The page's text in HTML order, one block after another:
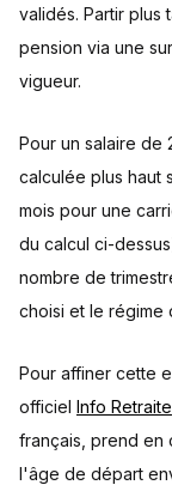
validés. Partir plus
pension via une
vigueur.
Pour un salaire de
calculée plus haut
mois pour une
du calcul ci-
nombre de
choisi et le régime
Pour affiner cette
officiel Info Retraite
français, prend en
l'âge de départ